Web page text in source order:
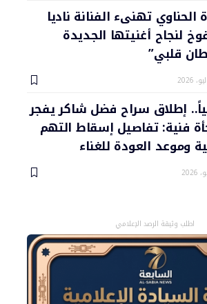
الحناوي تهنىء الفنانة ناديا
لنجاح أغنيتها الجديدة
قلبي”
إطلاق سراح فضل شاكر يفجر
فنية: تفاصيل إسقاط التهم
وموعد العودة للغناء
اطلب وثيقة الرصد الإعلامي